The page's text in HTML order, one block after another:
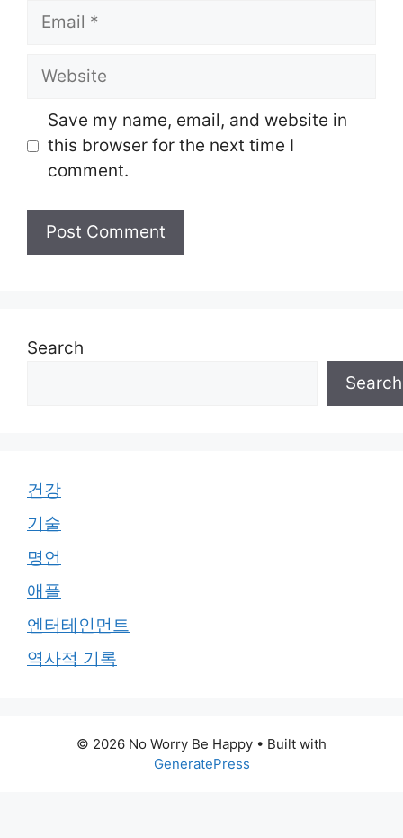
Email
Website
Save my name, email, and website in
this browser for the next time I
comment.
Search
Search
건강
기술
명언
애플
엔터테인먼트
역사적 기록
© 2026 No Worry Be Happy • Built with
GeneratePress